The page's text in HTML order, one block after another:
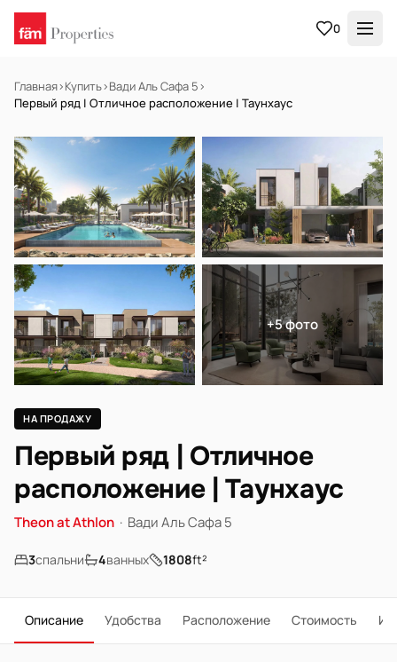
0
Главная›Купить›Вади Аль Сафа 5›
Первый ряд | Отличное расположение | Таунхаус
НА ПРОДАЖУ
+5 фото
НА ПРОДАЖУ
Первый ряд | Отличное
расположение | Таунхаус
Theon at Athlon · Вади Аль Сафа 5
3спальни 4ванных 1808ft²
Описание Удобства Расположение Стоимость